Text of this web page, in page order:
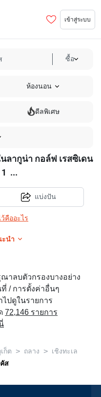
เข้าสู่ระบบ
ซื้อ
ห้องนอน
ดีลพิเศษ
ลากูน่า กอล์ฟ เรสซิเดน
...
คืออะไร
แบ่งปัน
ะนำ
ลบตัวกรองบางอย่าง
/ การตั้งค่าอื่นๆ
ปดูในรายการ
72,146 รายการ
ก็ต > ถลาง > เชิงทะเล
ส